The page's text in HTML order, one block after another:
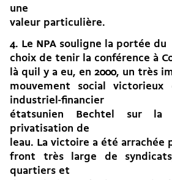
une
valeur particulière.
4. Le NPA souligne la portée du
choix de tenir la conférence à
là quil y a eu, en 2000, un très
mouvement social
industriel-financier
étatsunien Bechtel sur
privatisation de
leau. La victoire a été arrachée
front très large de
quartiers et